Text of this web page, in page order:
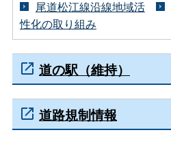
尾道松江線沿線地域活
性化の取り組み
道の駅（維持）
道路規制情報